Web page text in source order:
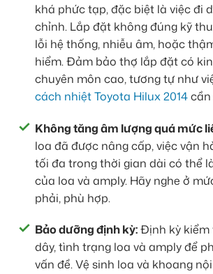
khá phức tạp, đặc biệt là việc đi
chỉnh. Lắp đặt không đúng kỹ
lỗi hệ thống, nhiễu âm, hoặc
hiểm. Đảm bảo thợ lắp đặt có
chuyên môn cao, tương tự như
cách nhiệt Toyota Hilux 2014cần
Không tăng âm lượng quá mức
loa đã được nâng cấp, việc vận
tối đa trong thời gian dài có thể
của loa và amply. Hãy nghe ở
phải, phù hợp.
Bảo dưỡng định kỳ:Định kỳ kiểm
dây, tình trạng loa và amply để
vấn đề. Vệ sinh loa và khoang